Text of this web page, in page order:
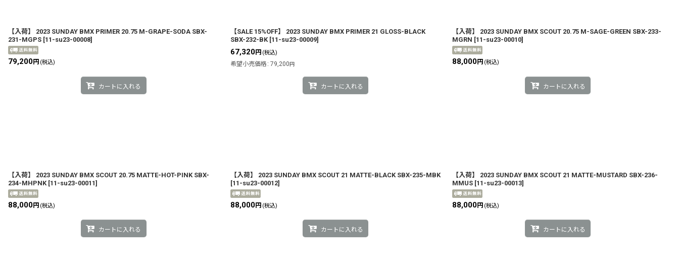
【入荷】 2023 SUNDAY BMX PRIMER 20.75 M-GRAPE-SODA SBX-
231-MGPS [11-su23-00008]
79,200円 (税込)
カートに入れる
【SALE 15%OFF】 2023 SUNDAY BMX PRIMER 21 GLOSS-BLACK
SBX-232-BK [11-su23-00009]
67,320円 (税込)
希望小売価格 : 79,200円
カートに入れる
【入荷】 2023 SUNDAY BMX SCOUT 20.75 M-SAGE-GREEN SBX-233-
MGRN [11-su23-00010]
88,000円 (税込)
カートに入れる
【入荷】 2023 SUNDAY BMX SCOUT 20.75 MATTE-HOT-PINK SBX-
234-MHPNK [11-su23-00011]
88,000円 (税込)
カートに入れる
【入荷】 2023 SUNDAY BMX SCOUT 21 MATTE-BLACK SBX-235-MBK
[11-su23-00012]
88,000円 (税込)
カートに入れる
【入荷】 2023 SUNDAY BMX SCOUT 21 MATTE-MUSTARD SBX-236-
MMUS [11-su23-00013]
88,000円 (税込)
カートに入れる